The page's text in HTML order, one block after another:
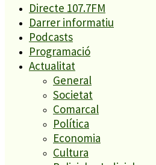
Directe 107.7FM
Darrer informatiu
Podcasts
Programació
Actualitat
General
Societat
Comarcal
Política
Economia
Cultura
Enxampat l’autor de les pintades
3
Es presenten 17 al·legacions
del carrer Passada